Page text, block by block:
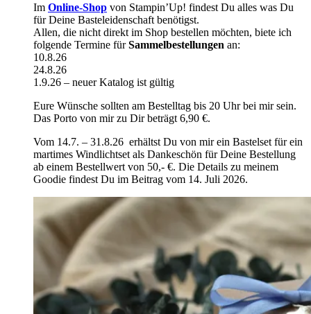
Im Online-Shop von Stampin’Up! findest Du alles was Du
für Deine Basteleidenschaft benötigst.
Allen, die nicht direkt im Shop bestellen möchten, biete ich
folgende Termine fürSammelbestellungen an:
10.8.26
24.8.26
1.9.26 – neuer Katalog ist gültig
Eure Wünsche sollten am Bestelltag bis 20 Uhr bei mir sein.
Das Porto von mir zu Dir beträgt 6,90 €.
Vom 14.7. – 31.8.26 erhältst Du von mir ein Bastelset für ein
martimes Windlichtset als Dankeschön für Deine Bestellung
ab einem Bestellwert von 50,- €. Die Details zu meinem
Goodie findest Du im Beitrag vom 14. Juli 2026.